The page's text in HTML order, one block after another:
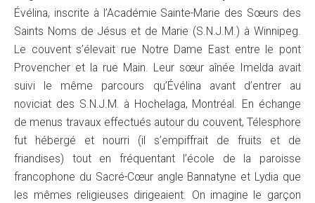
Évélina, inscrite à l’Académie Sainte-Marie des Sœurs des
Saints Noms de Jésus et de Marie (S.N.J.M.) à Winnipeg.
Le couvent s’élevait rue Notre Dame East entre le pont
Provencher et la rue Main. Leur sœur aînée Imelda avait
suivi le même parcours qu’Évélina avant d’entrer au
noviciat des S.N.J.M. à Hochelaga, Montréal. En échange
de menus travaux effectués autour du couvent, Télesphore
fut hébergé et nourri (il s’empiffrait de fruits et de
friandises) tout en fréquentant l’école de la paroisse
francophone du Sacré-Cœur angle Bannatyne et Lydia que
les mêmes religieuses dirigeaient. On imagine le garçon